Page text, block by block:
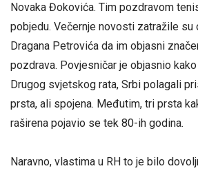
Novaka Đokovića. Tim pozdravom
pobjedu. Večernje novosti zatražile su
Dragana Petrovića da im objasni
pozdrava. Povjesničar je objasnio
Drugog svjetskog rata, Srbi polagali
prsta, ali spojena. Međutim, tri prsta
raširena pojavio se tek 80-ih godina.
Naravno, vlastima u RH to je bilo